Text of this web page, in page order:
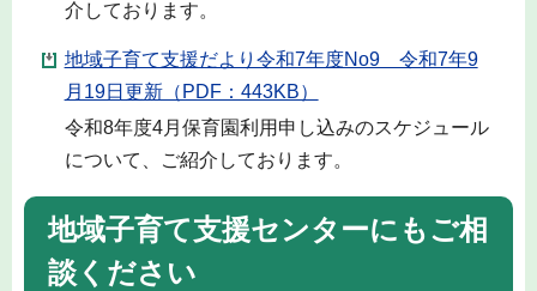
介しております。
地域子育て支援だより令和7年度No9 令和7年9
月19日更新（PDF：443KB）
令和8年度4月保育園利用申し込みのスケジュール
について、ご紹介しております。
地域子育て支援センターにもご相
談ください